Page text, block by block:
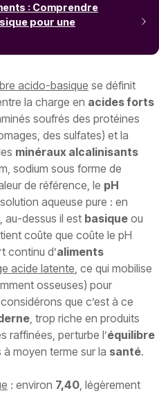
: Comprendre
pour une
acido-basique se définit
la charge en acides forts
soufrés des protéines
des sulfates) et la
minéraux alcalinisants
sodium sous forme de
de référence, le pH
aqueuse pure : en
, au-dessus il est basique ou
coûte que coûte le pH
continu d’aliments
acide latente , ce qui mobilise
osseuses) pour
que c’est à ce
, trop riche en produits
raffinées, perturbe l’équilibre
moyen terme sur la santé.
: environ 7,40 , légèrement